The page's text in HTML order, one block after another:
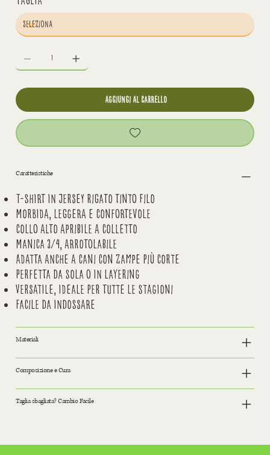
aggiungi al carrello
Caratteristiche
T-shirt in jersey rigato tinto filo
Morbida, leggera e confortevole
Collo alto apribile a colletto
Manica 3/4, arrotolabile
Adatta anche a cani con zampe più corte
Perfetta da sola o in layering
Versatile, ideale per tutte le stagioni
Facile da indossare
Materiali
Composizione e Cura
Taglia sbagliata? Cambio Facile